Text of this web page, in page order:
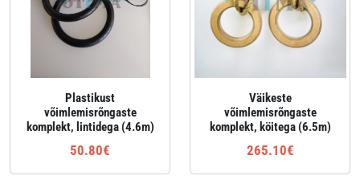
Plastikust
võimlemisrõngaste
komplekt, lintidega (4.6m)
50.80€
Väikeste
võimlemisrõngaste
komplekt, köitega (6.5m)
265.10€